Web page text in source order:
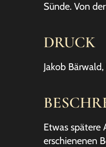
Sünde. Von
DRUCK
Jakob Bärwald,
Etwas spätere
erschienenen